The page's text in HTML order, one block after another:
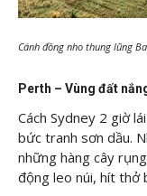
Cánh đồng nho thung lũng
Perth – Vùng đất
Cách Sydney 2 giờ
bức tranh sơn dầu.
những hàng cây
động leo núi, hít thở